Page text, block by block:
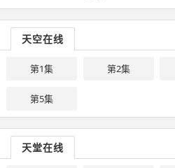
天空在线
第1集 第2集
第5集
天堂在线